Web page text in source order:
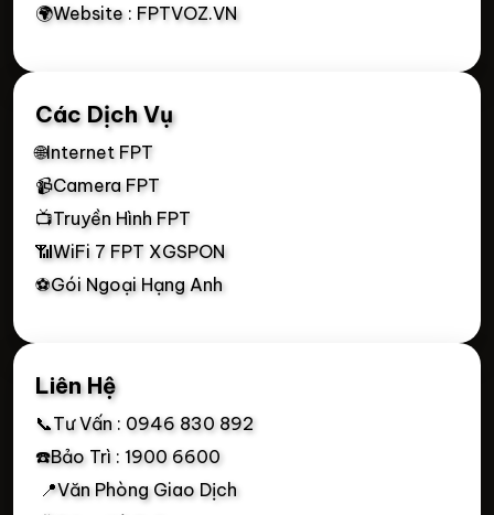
🌍Website : FPTVOZ.VN
Các Dịch Vụ
🌐Internet FPT
📹Camera FPT
📺Truyền Hình FPT
📶WiFi 7 FPT XGSPON
⚽Gói Ngoại Hạng Anh
Liên Hệ
📞Tư Vấn : 0946 830 892
☎️Bảo Trì : 1900 6600
📍Văn Phòng Giao Dịch